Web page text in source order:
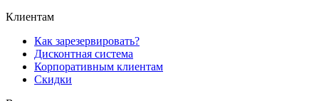
Клиентам
Как зарезервировать?
Дисконтная система
Корпоративным клиентам
Скидки